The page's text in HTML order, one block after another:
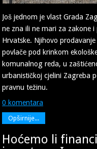
Još jednom je vlast Grada
ne zna ili ne mari za zakone i
Hrvatske. Njihovo
povlače pod krinkom
komunalnog reda, u
urbanističkoj cjelini Zagreba
pravnu težinu.
0 komentara
Opširnije...
Hoćemo li